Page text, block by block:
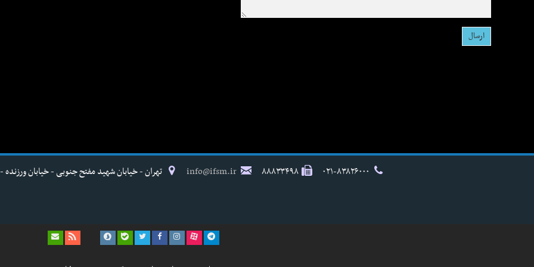
۸۸۸۳۳۴۹۸ info@ifsm.ir تهران - خیابان شهید مفتح جنوبی - خیابان ورزنده - پلاک ۱۷ - فدراسیون